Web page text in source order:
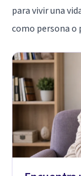
para vivir una
como persona o